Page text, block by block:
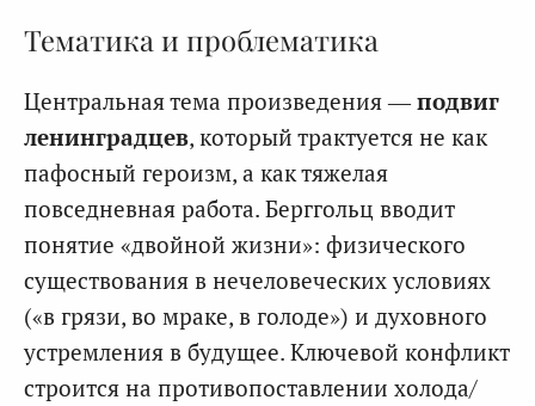
Тематика и проблематика
Центральная тема произведения —подвиг
ленинградцев, который трактуется не как
пафосный героизм, а как тяжелая
повседневная работа. Берггольц вводит
понятие «двойной жизни»: физического
существования в нечеловеческих условиях
(«в грязи, во мраке, в голоде») и духовного
устремления в будущее. Ключевой конфликт
строится на противопоставлении холода/